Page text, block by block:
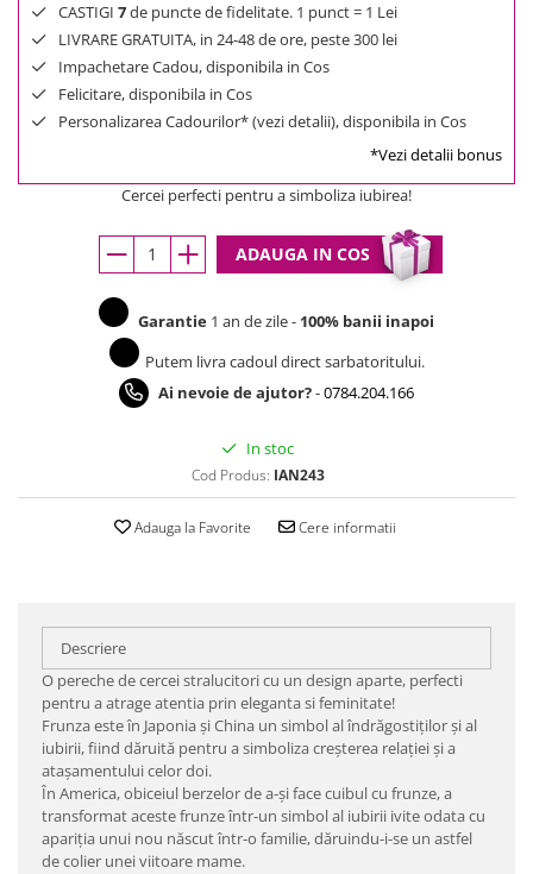
CASTIGI 7de puncte de fidelitate. 1 punct = 1 Lei
LIVRARE GRATUITA, in 24-48 de ore, peste 300 lei
Impachetare Cadou, disponibila in Cos
Felicitare, disponibila in Cos
Personalizarea Cadourilor* (vezi detalii), disponibila in Cos
*Vezi detalii bonus
Cercei perfecti pentru a simboliza iubirea!
ADAUGA IN COS
Garantie 1 an de zile - 100% banii inapoi
Putem livra cadoul direct sarbatoritului.
Ai nevoie de ajutor?-0784.204.166
In stoc
Cod Produs: IAN243
Adauga la Favorite Cere informatii
Descriere
O pereche de cercei stralucitori cu un design aparte, perfecti
pentru a atrage atentia prin eleganta si feminitate!
Frunza este în Japonia și China un simbol al îndrăgostiților și al
iubirii, fiind dăruită pentru a simboliza creșterea relației și a
atașamentului celor doi.
În America, obiceiul berzelor de a-și face cuibul cu frunze, a
transformat aceste frunze într-un simbol al iubirii ivite odata cu
apariția unui nou născut într-o familie, dăruindu-i-se un astfel
de colier unei viitoare mame.